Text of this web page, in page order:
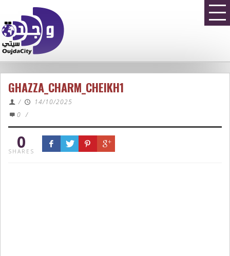
GHAZZA_CHARM_CHEIKH1
/
14/10/2025
0 /
0
SHARES